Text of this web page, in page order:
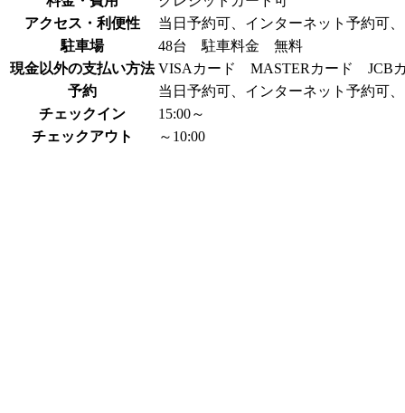
アクセス・利便性
当日予約可、インターネット予約可
駐車場
48台 駐車料金 無料
現金以外の支払い方法 VISAカード MASTERカード
予約
当日予約可、インターネット予約可
チェックイン
15:00～
チェックアウト
～10:00